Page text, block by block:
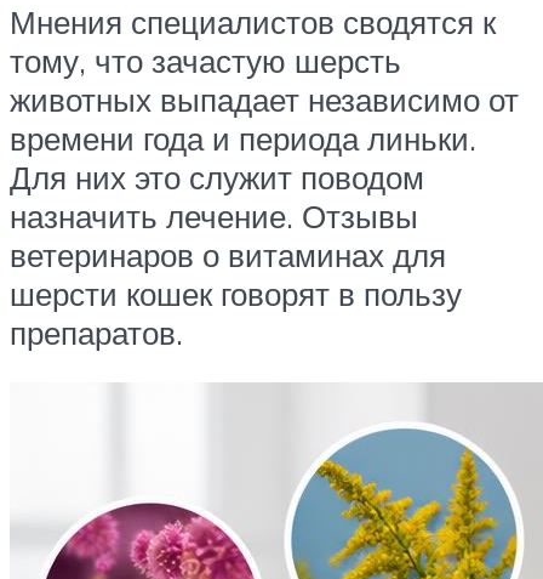
Мнения специалистов сводятся к
тому, что зачастую шерсть
животных выпадает независимо от
времени года и периода линьки.
Для них это служит поводом
назначить лечение. Отзывы
ветеринаров о витаминах для
шерсти кошек говорят в пользу
препаратов.